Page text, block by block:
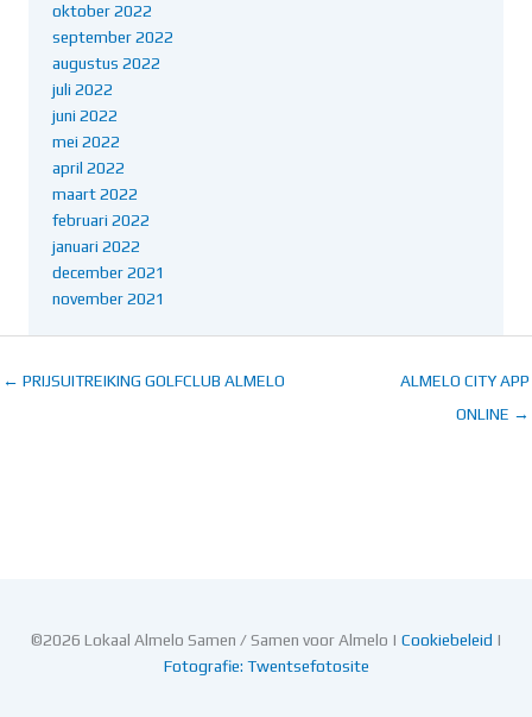
oktober 2022
september 2022
augustus 2022
juli 2022
juni 2022
mei 2022
april 2022
maart 2022
februari 2022
januari 2022
december 2021
november 2021
← PRIJSUITREIKING GOLFCLUB ALMELO
ALMELO CITY APP
ONLINE →
©2026 Lokaal Almelo Samen / Samen voor Almelo | Cookiebeleid |
Fotografie: Twentsefotosite